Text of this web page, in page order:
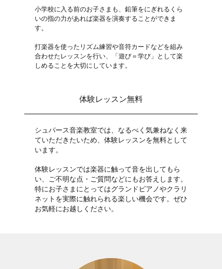
小学校に入る前のお子さまも、鉛筆をにぎれるくら
いの指の力があれば楽器を演奏することができま
す。
打楽器を使ったリズム練習や音符カードなどを組み
合わせたレッスンを行い、「遊び＝学び」として楽
しめることを大切にしています。
体験レッスン無料
シュパース音楽教室では、なるべく気兼ねなく来
ていただきたいため、体験レッスンを無料として
います。
体験レッスンでは楽器に触って音を出してもら
い、ご不明な点・ご質問などにもお答えします。
特にお子さまにとってはグランドピアノやクラリ
ネットを実際に触れられる楽しい機会です。ぜひ
お気軽にお越しください。